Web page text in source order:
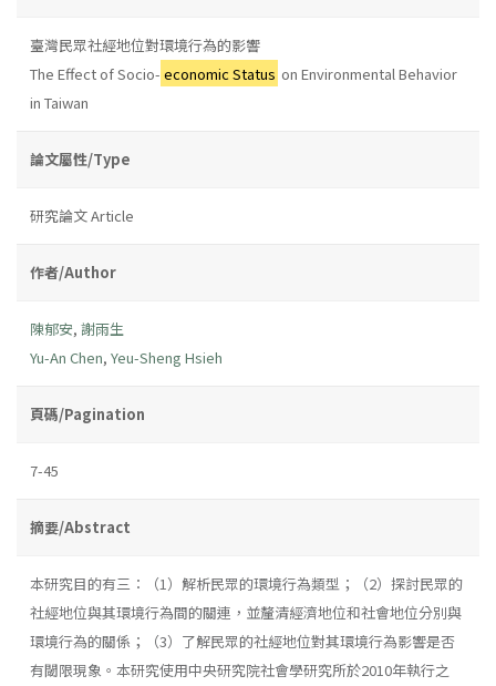
臺灣民眾社經地位對環境行為的影響
The Effect of Socio- economic Status on Environmental Behavior
in Taiwan
論文屬性/Type
研究論文 Article
作者/Author
陳郁安, 謝雨生
Yu-An Chen, Yeu-Sheng Hsieh
頁碼/Pagination
7-45
摘要/Abstract
本研究目的有三：（1）解析民眾的環境行為類型；（2）探討民眾的
社經地位與其環境行為間的關連，並釐清經濟地位和社會地位分別與
環境行為的關係；（3）了解民眾的社經地位對其環境行為影響是否
有閾限現象。本研究使用中央研究院社會學研究所於2010年執行之